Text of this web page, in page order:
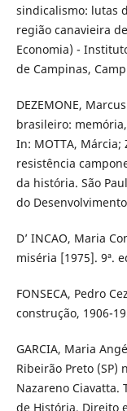
sindicalismo: lutas
região canavieira
Economia) -
de Campinas,
DEZEMONE,
brasileiro:
In: MOTTA, Márcia;
resistência
da história. São
do
D’ INCAO, Maria
miséria [1975]. 9ª.
FONSECA, Pedro
construção, 1906-
GARCIA, Maria
Ribeirão Preto (SP)
Nazareno Ciavatta.
de História, Direito